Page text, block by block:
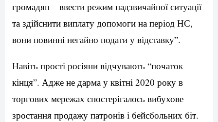
громадян – ввести режим надзвичайної ситуації
та здійснити виплату допомоги на період НС,
вони повинні негайно подати у відставку”.
Навіть прості росіяни відчувають “початок
кінця”. Адже не дарма у квітні 2020 року в
торгових мережах спостерігалось вибухове
зростання продажу патронів і бейсбольних біт.